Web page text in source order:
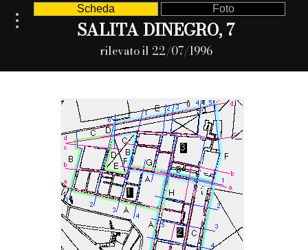
Scheda Foto
SALITA DINEGRO, 7
rilevato il 22/07/1996